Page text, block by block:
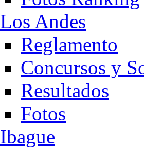
Los Andes
Reglamento
Concursos y
Resultados
Fotos
Ibague